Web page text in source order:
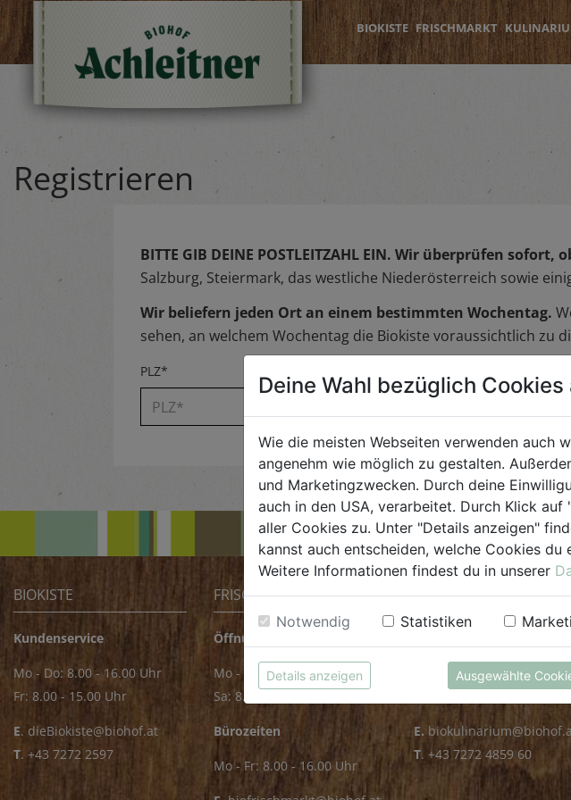
BIOKISTE FRISCHMARKT
Registrieren
BITTE GIB DEINE POSTLEITZAHL EIN. Wir überprüfen sofort,
Salzburg, Steiermark, das westliche Niederösterreich sowie
Wir beliefern jeden Ort an einem bestimmten Wochentag.
sehen, an welchem Wochentag die Biokiste voraussichtlich zu
PLZ*
BIOKISTE
Kundenservice
Mo - Do: 8.00 - 16.00 Uhr
Fr: 8.00 - 15.00 Uhr
E. dieBiokiste@biohof.at
T. +43 7272 2597
FRISCHMARKT
Öffnungszeiten
Mo - Fr: 8.00 - 18.00 Uhr
Sa: 8.00 - 14.00 Uhr
Bürozeiten
Mo - Fr: 8.00 - 16.00 Uhr
KULINARIUM
Mo - Fr: 8.00 - 14.30 Uhr
E.
T. +43 7272 4859 60
Deine Wahl bezüglich
Wie die meisten Webseiten verwenden auch
angenehm wie möglich zu gestalten.
und Marketingzwecken. Durch deine
auch in den USA, verarbeitet. Durch Klick
aller Cookies zu. Unter "Details anzeigen"
kannst auch entscheiden, welche Cookies du
Weitere Informationen findest du in unserer
Notwendig Statistiken
Details anzeigen Ausgewählte